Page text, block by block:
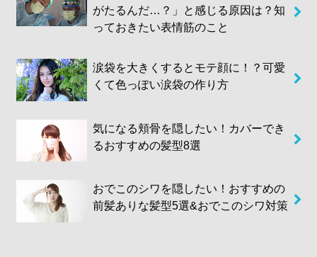
がたるんだ…？」と感じる原因は？知
っておきたい表情筋のこと
涙袋を大きくするとモテ顔に！？可愛
くて色っぽい涙袋の作り方
気になる頬骨を隠したい！カバーでき
るおすすめの髪型8選
おでこのシワを隠したい！おすすめの
前髪ありな髪型5選&おでこのシワ対策